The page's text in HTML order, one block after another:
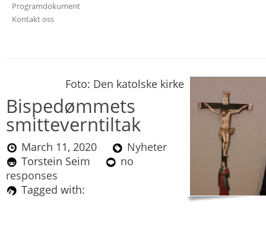
Programdokument
Kontakt oss
Foto: Den katolske kirke
Bispedømmets
smitteverntiltak
March 11, 2020
Nyheter
Torstein Seim
no
responses
Tagged with: